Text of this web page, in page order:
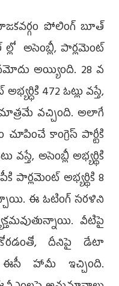
పోలింగ్ బూత్
అసెంబ్లీ, పార్లమెంట్
అయ్యింది. 28 వ
472 ఓట్లు వస్తే,
మాత్రమే వచ్చింది. అలాగే
కాంగ్రెస్‌ పార్టీకి
వస్తే, అసెంబ్లీ అభ్యర్థికి
పార్లమెంట్‌ అభ్యర్థికి 8
వచ్చాయి. ఈ ఓటింగ్ సరళిని
వీటిపై
దీనిపై డేటా
ఈసీ హామీ ఇచ్చింది.